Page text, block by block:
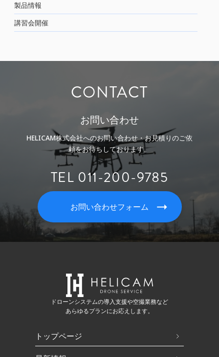
製品情報
講習会開催
CONTACT
お問い合わせ
HELICAM株式会社へのお問い合わせ・お見積りのご依
頼をお待ちしております。
TEL 011-200-9785
お問い合わせフォーム
ドローンシステムの導入支援や空撮業務など
あらゆるプランにお応えします。
トップページ